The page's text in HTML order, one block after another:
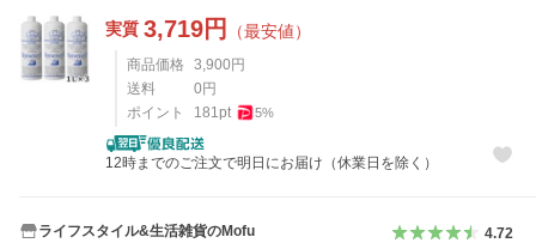
実質 3,719円 （最安値）
商品価格 3,900 円
送料
0 円
ポイント
181pt 5%
12時までのご注文で明日にお届け（休業日を除く）
ライフスタイル&生活雑貨のMofu 4.72